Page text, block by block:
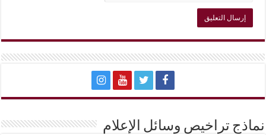
نماذج تراخيص وسائل الإعلام